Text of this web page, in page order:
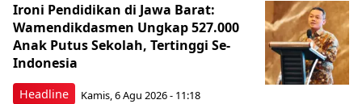
Headline
Ironi Pendidikan di Jawa Barat:
Wamendikdasmen Ungkap 527.000
Anak Putus Sekolah, Tertinggi Se-
Indonesia
Kamis, 6 Agu 2026 - 11:18